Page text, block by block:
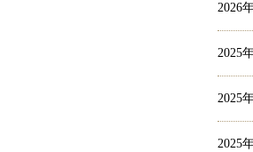
2026
2025
2025
2025